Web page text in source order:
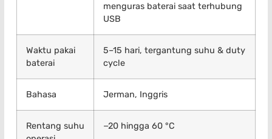
menguras baterai saat terhubung
USB
Waktu pakai
baterai
5–15 hari, tergantung suhu & duty
cycle
Bahasa Jerman, Inggris
Rentang suhu
−20 hingga 60 °C